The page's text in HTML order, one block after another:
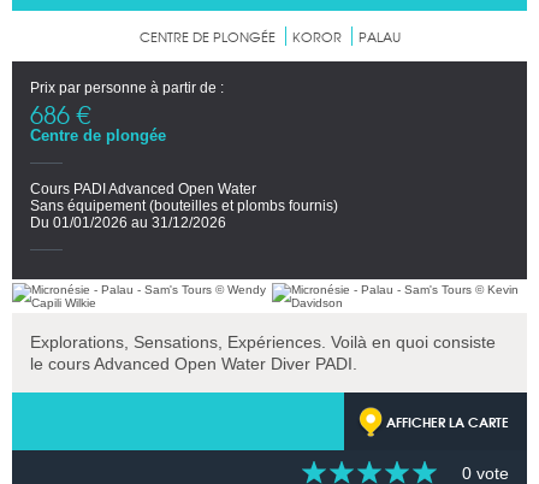
CENTRE DE PLONGÉE KOROR PALAU
Prix par personne à partir de :
686 €
Centre de plongée
Cours PADI Advanced Open Water
Sans équipement (bouteilles et plombs fournis)
Du 01/01/2026 au 31/12/2026
Explorations, Sensations, Expériences. Voilà en quoi consiste
le cours Advanced Open Water Diver PADI.
AFFICHER LA CARTE
0 vote